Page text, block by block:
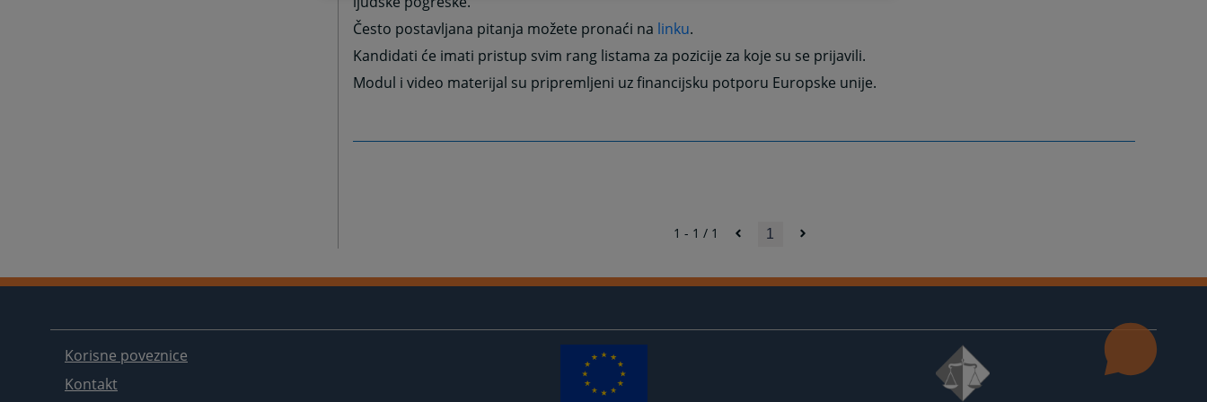
Često postavljana pitanja možete pronaći na linku.
Kandidati će imati pristup svim rang listama za pozicije za koje su se prijavili.
Modul i video materijal su pripremljeni uz financijsku potporu Europske unije.
1 - 1 / 1 1
Korisne poveznice
Kontakt